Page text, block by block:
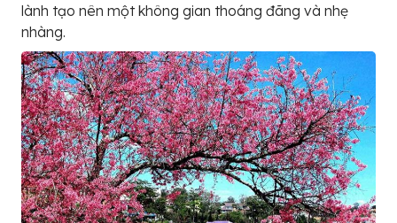
lành tạo nên một không gian thoáng đãng và nhẹ
nhàng.